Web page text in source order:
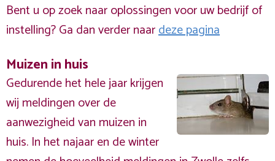
Bent u op zoek naar oplossingen voor uw bedrijf of
instelling? Ga dan verder naardeze pagina
Muizen in huis
Gedurende het hele jaar krijgen
wij meldingen over de
aanwezigheid van muizen in
huis. In het najaar en de winter